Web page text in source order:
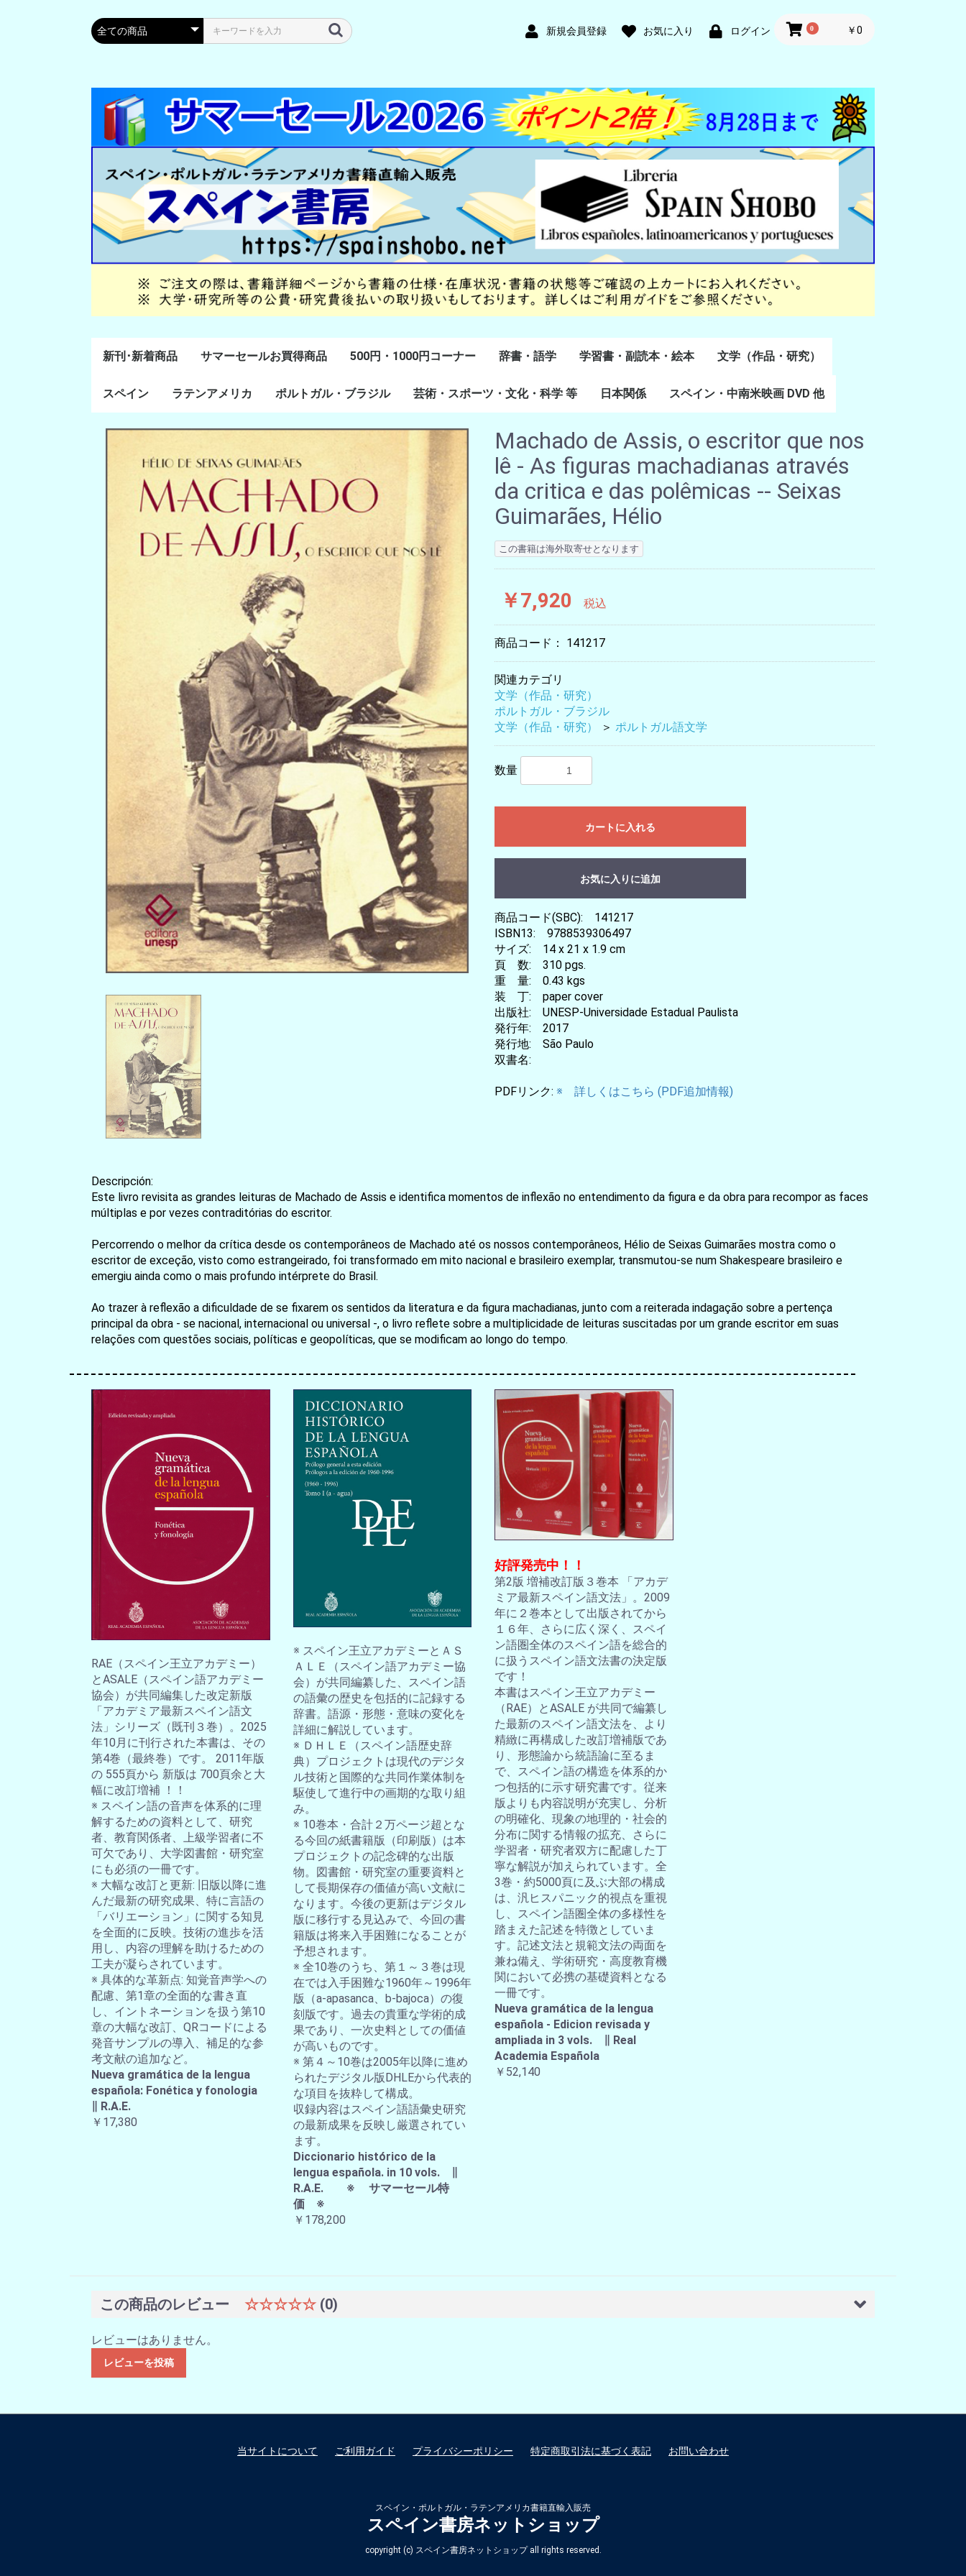
新規会員登録 お気に入り ログイン 0 ￥0
新刊･新着商品 サマーセールお買得商品 500円・1000円コーナー 辞書・語学
スペイン語
ポルトガル語
Lenguas Ibericas
Lenguas Indigenas
スペインの教科書
その他
学習書・副読本・絵本
学習教材
副読本教材
絵本・児童書
文学（作品・研究）
スペイン語文学
ポルトガル語文学
カタルーニャ文学
バスク文学
その他
スペイン
通史・全般
８～１５世紀
１６～１８世紀
１８世紀末～２０世紀
20世紀後半以降
ラテンアメリカ
ラテン・アメリカ全般
メキシコ研究
中米・カリブ研究
キューバ研究
南米諸国
ペルー研究
チリ研究
アルゼンチン研究
ポルトガル・ブラジル
ポルトガル研究
ブラジル研究
芸術・スポーツ・文化・科学 等
美術
音楽・舞踊
スポーツ
演劇・映画
料理・食文化
マンガ・コミック
その他
日本関係 スペイン・中南米映画 DVD 他
Machado de Assis, o escritor que nos
lê - As figuras machadianas através
da critica e das polêmicas -- Seixas
Guimarães, Hélio
この書籍は海外取寄せとなります
￥7,920 税込
商品コード： 141217
関連カテゴリ
文学（作品・研究）
ポルトガル・ブラジル
文学（作品・研究）
＞ ポルトガル語文学
数量
カートに入れる
お買い物を続ける カートへ進む
お気に入りに追加
商品コード(SBC): 141217
ISBN13: 9788539306497
サイズ: 14 x 21 x 1.9 cm
頁 数: 310 pgs.
重 量: 0.43 kgs
装 丁: paper cover
出版社: UNESP-Universidade Estadual Paulista
発行年: 2017
発行地: São Paulo
双書名:
PDFリンク: ※ 詳しくはこちら (PDF追加情報)
Descripción:
Este livro revisita as grandes leituras de Machado de Assis e identifica momentos de inflexão no entendimento da figura e da obra para recompor as faces
múltiplas e por vezes contraditórias do escritor.
Percorrendo o melhor da crítica desde os contemporâneos de Machado até os nossos contemporâneos, Hélio de Seixas Guimarães mostra como o
escritor de exceção, visto como estrangeirado, foi transformado em mito nacional e brasileiro exemplar, transmutou-se num Shakespeare brasileiro e
emergiu ainda como o mais profundo intérprete do Brasil.
Ao trazer à reflexão a dificuldade de se fixarem os sentidos da literatura e da figura machadianas, junto com a reiterada indagação sobre a pertença
principal da obra - se nacional, internacional ou universal -, o livro reflete sobre a multiplicidade de leituras suscitadas por um grande escritor em suas
relações com questões sociais, políticas e geopolíticas, que se modificam ao longo do tempo.
RAE（スペイン王立アカデミー）
とASALE（スペイン語アカデミー
協会）が共同編集した改定新版
「アカデミア最新スペイン語文
法」シリーズ（既刊３巻）。2025
年10月に刊行された本書は、その
第4巻（最終巻）です。 2011年版
の 555頁から 新版は 700頁余と大
幅に改訂増補 ！！
※ スペイン語の音声を体系的に理
解するための資料として、研究
者、教育関係者、上級学習者に不
可欠であり、大学図書館・研究室
にも必須の一冊です。
※ 大幅な改訂と更新: 旧版以降に進
んだ最新の研究成果、特に言語の
「バリエーション」に関する知見
を全面的に反映。技術の進歩を活
用し、内容の理解を助けるための
工夫が凝らされています。
※ 具体的な革新点: 知覚音声学への
配慮、第1章の全面的な書き直
し、イントネーションを扱う第10
章の大幅な改訂、QRコードによる
発音サンプルの導入、補足的な参
考文献の追加など。
Nueva gramática de la lengua
española: Fonética y fonologia
∥ R.A.E.
￥17,380
※ スペイン王立アカデミーとＡＳ
ＡＬＥ（スペイン語アカデミー協
会）が共同編纂した、スペイン語
の語彙の歴史を包括的に記録する
辞書。語源・形態・意味の変化を
詳細に解説しています。
※ ＤＨＬＥ（スペイン語歴史辞
典）プロジェクトは現代のデジタ
ル技術と国際的な共同作業体制を
駆使して進行中の画期的な取り組
み。
※ 10巻本・合計２万ページ超とな
る今回の紙書籍版（印刷版）は本
プロジェクトの記念碑的な出版
物。図書館・研究室の重要資料と
して長期保存の価値が高い文献に
なります。今後の更新はデジタル
版に移行する見込みで、今回の書
籍版は将来入手困難になることが
予想されます。
※ 全10巻のうち、第１～３巻は現
在では入手困難な1960年～1996年
版（a-apasanca、b-bajoca）の復
刻版です。過去の貴重な学術的成
果であり、一次史料としての価値
が高いものです。
※ 第４～10巻は2005年以降に進め
られたデジタル版DHLEから代表的
な項目を抜粋して構成。
収録内容はスペイン語語彙史研究
の最新成果を反映し厳選されてい
ます。
Diccionario histórico de la
lengua española. in 10 vols. ∥
R.A.E. ※ サマーセール特
価 ※
￥178,200
好評発売中！！
第2版 増補改訂版３巻本 「アカデ
ミア最新スペイン語文法」。2009
年に２巻本として出版されてから
１６年、さらに広く深く、スペイ
ン語圏全体のスペイン語を総合的
に扱うスペイン語文法書の決定版
です！
本書はスペイン王立アカデミー
（RAE）とASALE が共同で編纂し
た最新のスペイン語文法を、より
精緻に再構成した改訂増補版であ
り、形態論から統語論に至るま
で、スペイン語の構造を体系的か
つ包括的に示す研究書です。従来
版よりも内容説明が充実し、分析
の明確化、現象の地理的・社会的
分布に関する情報の拡充、さらに
学習者・研究者双方に配慮した丁
寧な解説が加えられています。全
3巻・約5000頁に及ぶ大部の構成
は、汎ヒスパニック的視点を重視
し、スペイン語圏全体の多様性を
踏まえた記述を特徴としていま
す。記述文法と規範文法の両面を
兼ね備え、学術研究・高度教育機
関において必携の基礎資料となる
一冊です。
Nueva gramática de la lengua
española - Edicion revisada y
ampliada in 3 vols. ∥ Real
Academia Española
￥52,140
この商品のレビュー ☆☆☆☆☆ (0)
レビューはありません。
レビューを投稿
当サイトについて ご利用ガイド プライバシーポリシー 特定商取引法に基づく表記 お問い合わせ
スペイン・ポルトガル・ラテンアメリカ書籍直輸入販売
スペイン書房ネットショップ
copyright (c) スペイン書房ネットショップ all rights reserved.